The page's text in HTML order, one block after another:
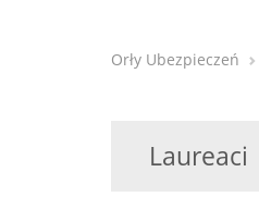
Orły Ubezpieczeń
Laureaci